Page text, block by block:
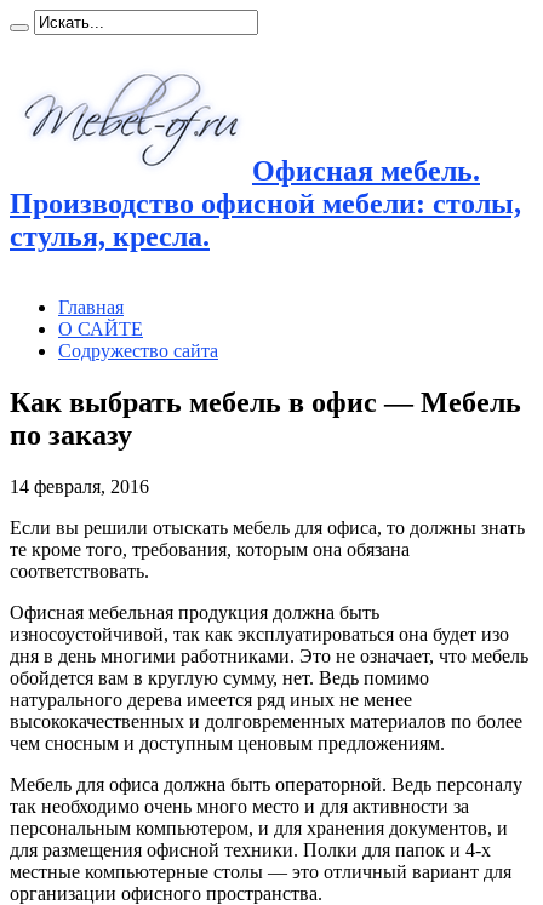
Офисная мебель.
Производство офисной мебели: столы,
стулья, кресла.
Главная
О САЙТЕ
Содружество сайта
Как выбрать мебель в офис — Мебель
по заказу
14 февраля, 2016
Если вы решили отыскать мебель для офиса, то должны знать
те кроме того, требования, которым она обязана
соответствовать.
Офисная мебельная продукция должна быть
износоустойчивой, так как эксплуатироваться она будет изо
дня в день многими работниками. Это не означает, что мебель
обойдется вам в круглую сумму, нет. Ведь помимо
натурального дерева имеется ряд иных не менее
высококачественных и долговременных материалов по более
чем сносным и доступным ценовым предложениям.
Мебель для офиса должна быть операторной. Ведь персоналу
так необходимо очень много место и для активности за
персональным компьютером, и для хранения документов, и
для размещения офисной техники. Полки для папок и 4-х
местные компьютерные столы — это отличный вариант для
организации офисного пространства.